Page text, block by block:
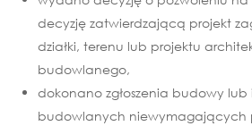
decyzję zatwierdzającą projekt
działki, terenu lub projektu
budowlanego,
dokonano zgłoszenia budowy
budowlanych niewymagających